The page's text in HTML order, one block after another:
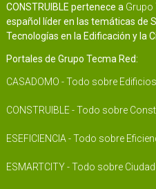
CONSTRUIBLE pertenece a Grupo
español líder en las temáticas de
Tecnologías en la Edificación y la
Portales de Grupo Tecma Red:
CASADOMO - Todo sobre
CONSTRUIBLE - Todo sobre
ESEFICIENCIA - Todo sobre
ESMARTCITY - Todo sobre